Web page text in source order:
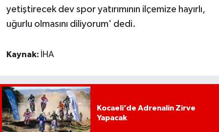
yetiştirecek dev spor yatırımının ilçemize hayırlı,
uğurlu olmasını diliyorum' dedi.
Kaynak: İHA
Kocaeli’de Adrenalin Zirve
Yapacak